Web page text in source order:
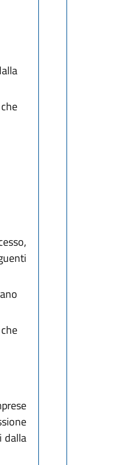
dalla